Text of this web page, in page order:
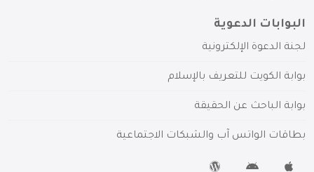
البوابات الدعوية
لجنة الدعوة الإلكترونية
بوابة الكويت للتعريف بالإسلام
بوابة الباحث عن الحقيقة
بطاقات الواتس آب والشبكات الاجتماعية